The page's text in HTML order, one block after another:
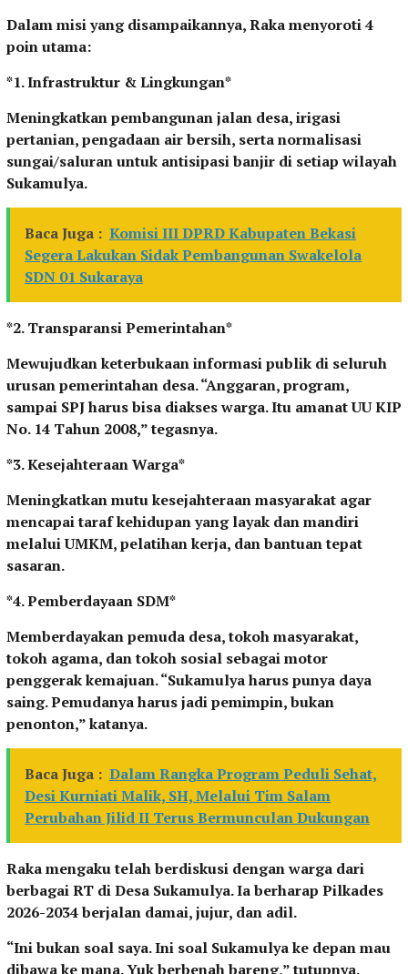
Dalam misi yang disampaikannya, Raka menyoroti 4
poin utama:
*1. Infrastruktur & Lingkungan*
Meningkatkan pembangunan jalan desa, irigasi
pertanian, pengadaan air bersih, serta normalisasi
sungai/saluran untuk antisipasi banjir di setiap wilayah
Sukamulya.
Baca Juga : Komisi III DPRD Kabupaten Bekasi
Segera Lakukan Sidak Pembangunan Swakelola
SDN 01 Sukaraya
*2. Transparansi Pemerintahan*
Mewujudkan keterbukaan informasi publik di seluruh
urusan pemerintahan desa. “Anggaran, program,
sampai SPJ harus bisa diakses warga. Itu amanat UU KIP
No. 14 Tahun 2008,” tegasnya.
*3. Kesejahteraan Warga*
Meningkatkan mutu kesejahteraan masyarakat agar
mencapai taraf kehidupan yang layak dan mandiri
melalui UMKM, pelatihan kerja, dan bantuan tepat
sasaran.
*4. Pemberdayaan SDM*
Memberdayakan pemuda desa, tokoh masyarakat,
tokoh agama, dan tokoh sosial sebagai motor
penggerak kemajuan. “Sukamulya harus punya daya
saing. Pemudanya harus jadi pemimpin, bukan
penonton,” katanya.
Baca Juga : Dalam Rangka Program Peduli Sehat,
Desi Kurniati Malik, SH, Melalui Tim Salam
Perubahan Jilid II Terus Bermunculan Dukungan
Raka mengaku telah berdiskusi dengan warga dari
berbagai RT di Desa Sukamulya. Ia berharap Pilkades
2026-2034 berjalan damai, jujur, dan adil.
“Ini bukan soal saya. Ini soal Sukamulya ke depan mau
dibawa ke mana. Yuk berbenah bareng,” tutupnya.